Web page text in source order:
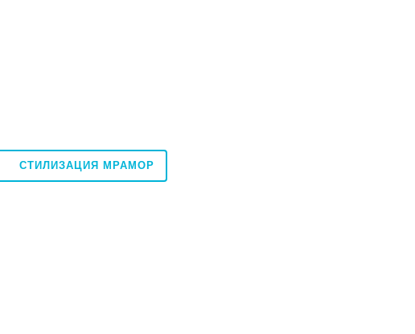
СТИЛИЗАЦИЯ МРАМОР